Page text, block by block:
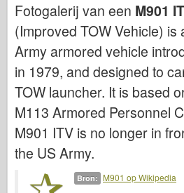
Dnepromodel
Eduard
E.T. Model
Fijne mallen
Krachten van Moed
FriulModel
Hasegawa
Fotogalerij van een M901
(Improved TOW Vehicle) is
Army armored vehicle
in 1979, and designed to
TOW launcher. It is based
M113 Armored Personnel
M901 ITV is no longer in
the US Army.
Bron: M901 op Wikipedia